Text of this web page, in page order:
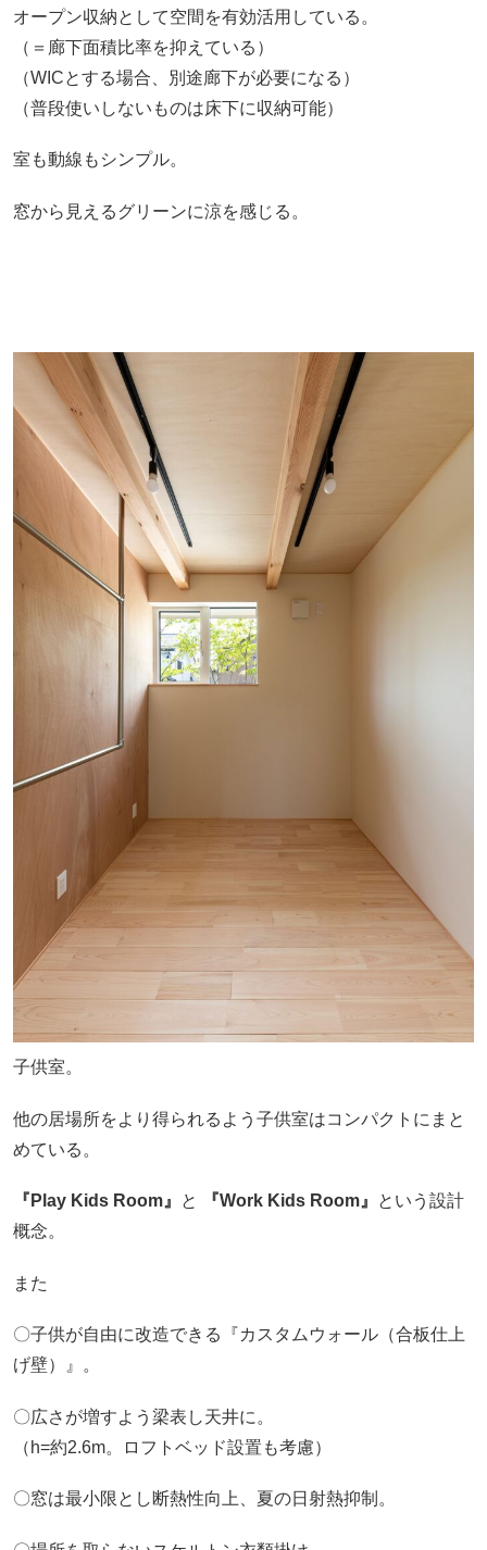
オープン収納として空間を有効活用している。
（＝廊下面積比率を抑えている）
（WICとする場合、別途廊下が必要になる）
（普段使いしないものは床下に収納可能）
室も動線もシンプル。
窓から見えるグリーンに涼を感じる。
子供室。
他の居場所をより得られるよう子供室はコンパクトにまと
めている。
『Play Kids Room』 と 『Work Kids Room』
という設計
概念。
また
〇子供が自由に改造できる『カスタムウォール（合板仕上
げ壁）』。
〇広さが増すよう梁表し天井に。
（h=約2.6m。ロフトベッド設置も考慮）
〇窓は最小限とし断熱性向上、夏の日射熱抑制。